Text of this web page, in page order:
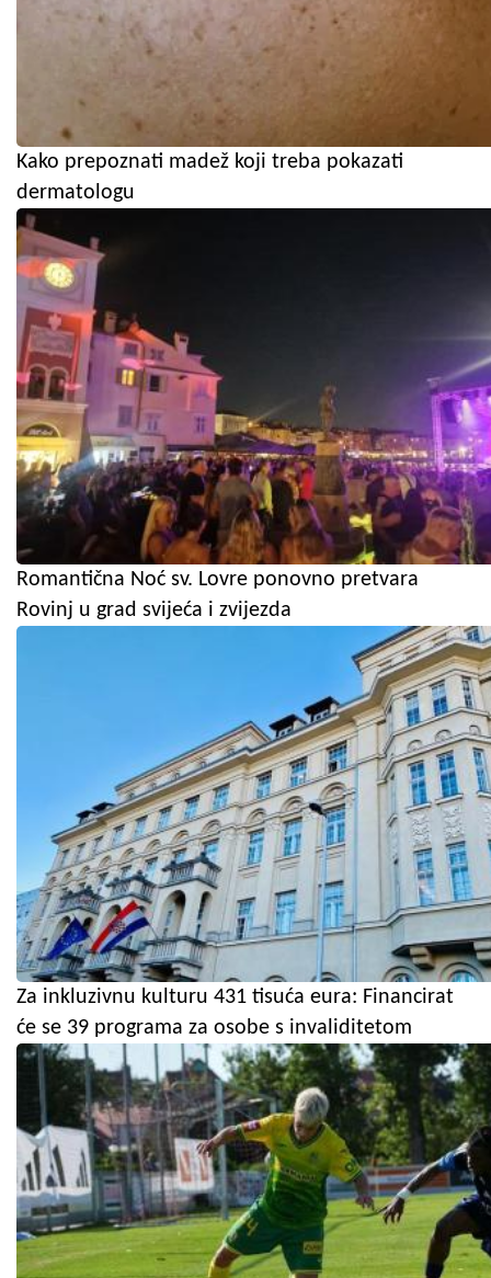
Kako prepoznati madež koji treba pokazati
dermatologu
Romantična Noć sv. Lovre ponovno pretvara
Rovinj u grad svijeća i zvijezda
Za inkluzivnu kulturu 431 tisuća eura: Financirat
će se 39 programa za osobe s invaliditetom